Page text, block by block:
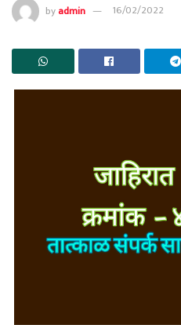
byadmin 16/02/2022